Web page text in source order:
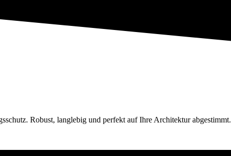
Robust, langlebig und perfekt auf Ihre Architektur abgestimmt.